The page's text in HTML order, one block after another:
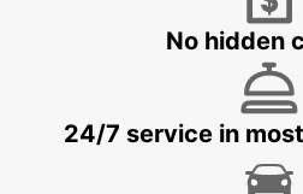
No hidden
24/7 service in